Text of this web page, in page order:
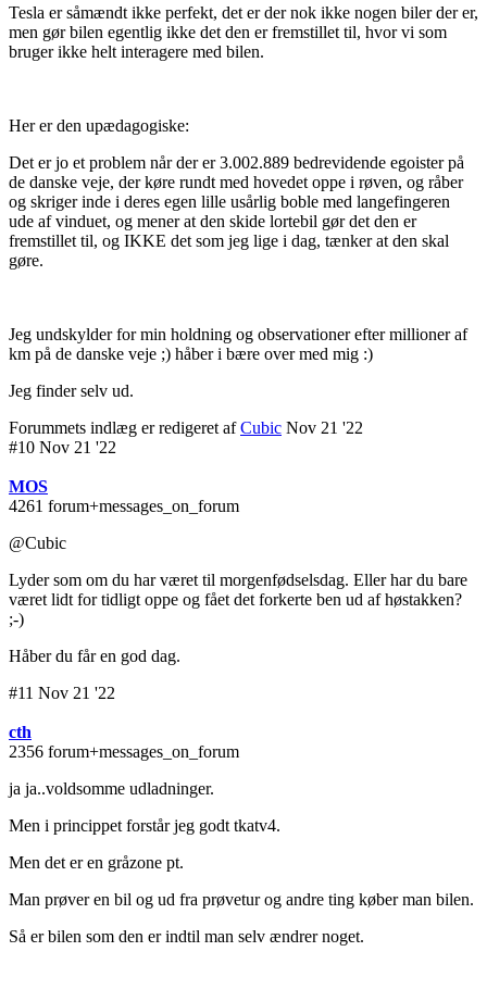
Tesla er såmændt ikke perfekt, det er der nok ikke nogen biler der er,
men gør bilen egentlig ikke det den er fremstillet til, hvor vi som
bruger ikke helt interagere med bilen.
Her er den upædagogiske:
Det er jo et problem når der er 3.002.889 bedrevidende egoister på
de danske veje, der køre rundt med hovedet oppe i røven, og råber
og skriger inde i deres egen lille usårlig boble med langefingeren
ude af vinduet, og mener at den skide lortebil gør det den er
fremstillet til, og IKKE det som jeg lige i dag, tænker at den skal
gøre.
Jeg undskylder for min holdning og observationer efter millioner af
km på de danske veje ;) håber i bære over med mig :)
Jeg finder selv ud.
Forummets indlæg er redigeret afCubic Nov 21 '22
#10 Nov 21 '22
MOS
4261 forum+messages_on_forum
@Cubic
Lyder som om du har været til morgenfødselsdag. Eller har du bare
været lidt for tidligt oppe og fået det forkerte ben ud af høstakken?
;-)
Håber du får en god dag.
#11 Nov 21 '22
cth
2356 forum+messages_on_forum
ja ja..voldsomme udladninger.
Men i princippet forstår jeg godt tkatv4.
Men det er en gråzone pt.
Man prøver en bil og ud fra prøvetur og andre ting køber man bilen.
Så er bilen som den er indtil man selv ændrer noget.